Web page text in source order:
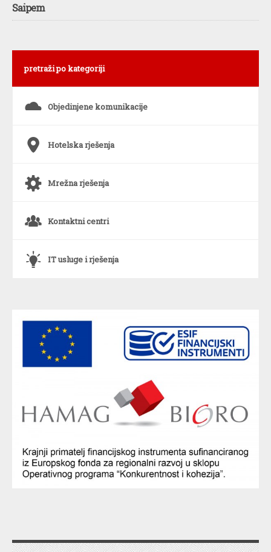
Saipem
pretraži po kategoriji
s Objedinjene komunikacije
6 Hotelska rješenja
a Mrežna rješenja
o Kontaktni centri
` IT usluge i rješenja